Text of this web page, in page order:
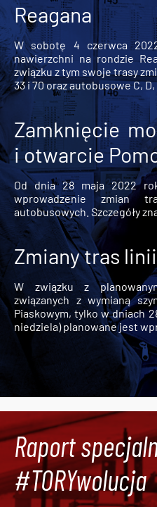
Reagana
W sobotę 4 czerwca
nawierzchni na rondzie
związku z tym swoje trasy
33 i 70 oraz autobusowe C, D,
Zamknięcie
i otwarcie
Od dnia 28 maja 2022
wprowadzenie zmian
autobusowych. Szczegóły
Zmiany tras linii
W związku z
związanych z wymianą
Piaskowym, tylko w dniach
niedziela) planowane jest
Raport
#TORYwolucja